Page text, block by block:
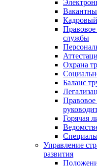
Кадровый
службы
Охрана
Баланс
Правовое
Горячая
Управление
развития